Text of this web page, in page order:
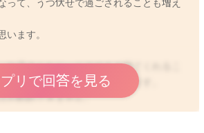
って、うつ伏せで過ごされることも増え
います。
お子さんもじっとそのまま寝てくれるこ
し、窒息の危険もあると思います。
お勧めできません。
リで回答を見る